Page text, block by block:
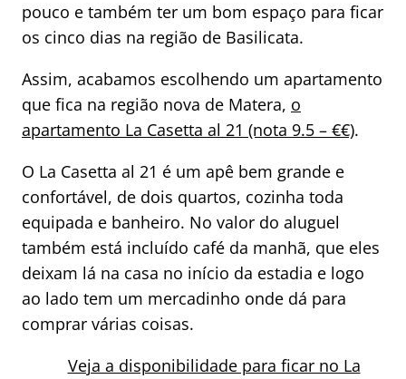
pouco e também ter um bom espaço para ficar
os cinco dias na região de Basilicata.
Assim, acabamos escolhendo um apartamento
que fica na região nova de Matera, o
apartamento La Casetta al 21 (nota 9.5 – €€).
O La Casetta al 21 é um apê bem grande e
confortável, de dois quartos, cozinha toda
equipada e banheiro. No valor do aluguel
também está incluído café da manhã, que eles
deixam lá na casa no início da estadia e logo
ao lado tem um mercadinho onde dá para
comprar várias coisas.
Veja a disponibilidade para ficar no La